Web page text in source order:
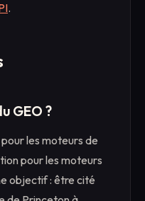
.
GEO ?
les moteurs de
pour les moteurs
objectif : être cité